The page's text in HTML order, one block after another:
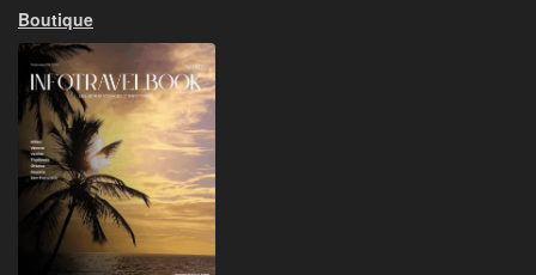
Boutique